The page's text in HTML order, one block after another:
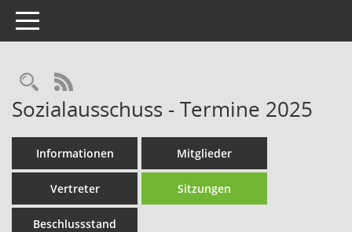
Toggle navigation
Rechercheauswahl
RSS-Feed
Sozialausschuss - Termine 2025
Informationen Mitglieder
Vertreter Sitzungen
Beschlussstand